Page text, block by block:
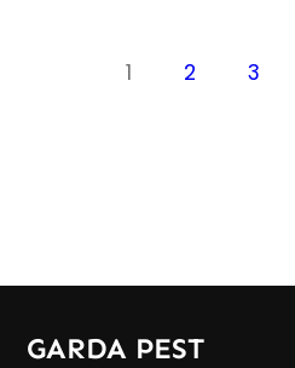
1 2 3
GARDA PEST